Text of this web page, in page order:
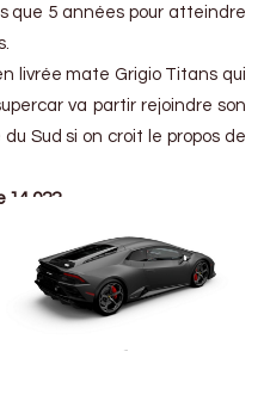
que 5 années pour atteindre
livrée mate Grigio Titans qui
va partir rejoindre son
Sud si on croit le propos de
14.022